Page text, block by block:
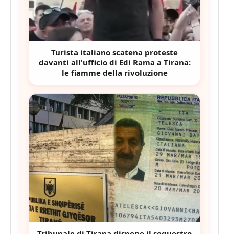
Turista italiano scatena proteste
davanti all'ufficio di Edi Rama a Tirana:
le fiamme della rivoluzione